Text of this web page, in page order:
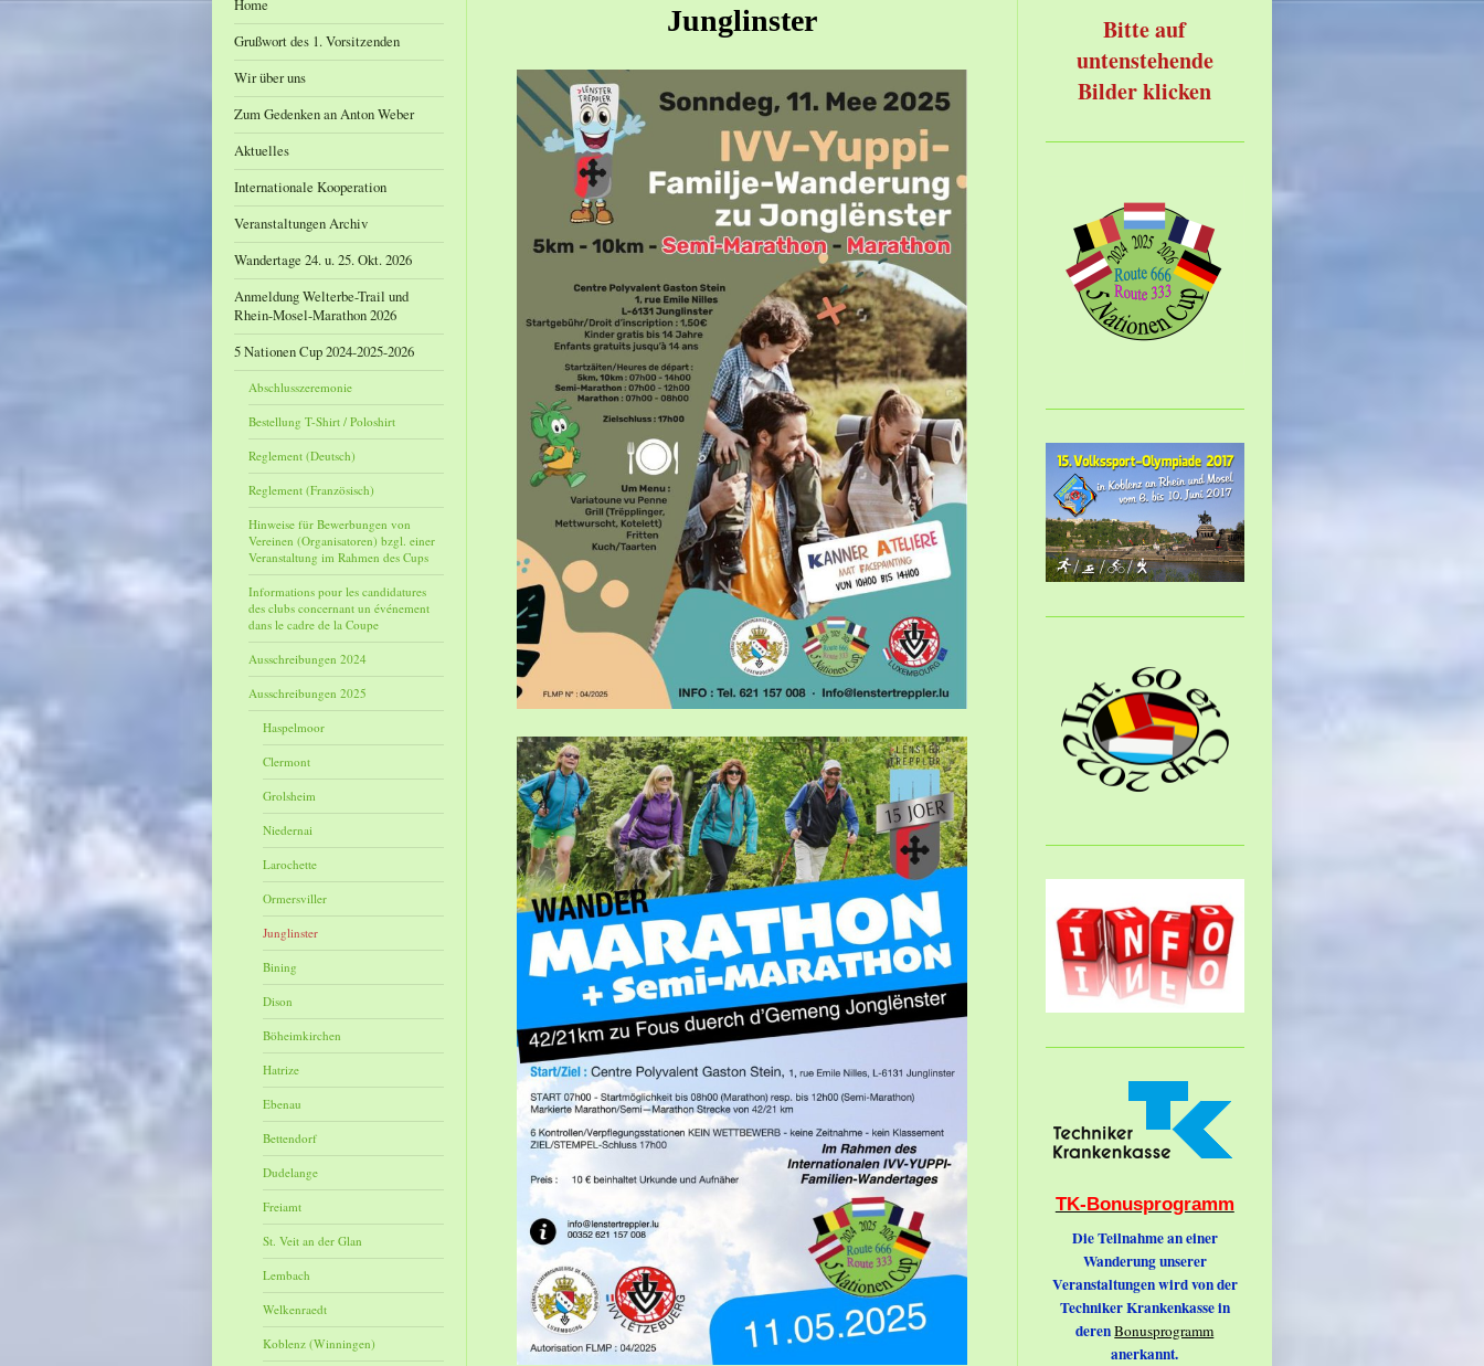
Home
Grußwort des 1. Vorsitzenden
Wir über uns
Zum Gedenken an Anton Weber
Aktuelles
Internationale Kooperation
Veranstaltungen Archiv
Wandertage 24. u. 25. Okt. 2026
Anmeldung Welterbe-Trail und
Rhein-Mosel-Marathon 2026
5 Nationen Cup 2024-2025-2026
Abschlusszeremonie
Bestellung T-Shirt / Poloshirt
Reglement (Deutsch)
Reglement (Französisch)
Hinweise für Bewerbungen von
Vereinen (Organisatoren) bzgl. einer
Veranstaltung im Rahmen des Cups
Informations pour les candidatures
des clubs concernant un événement
dans le cadre de la Coupe
Ausschreibungen 2024
Ausschreibungen 2025
Haspelmoor
Clermont
Grolsheim
Niedernai
Larochette
Ormersviller
Junglinster
Bining
Dison
Böheimkirchen
Hatrize
Ebenau
Bettendorf
Dudelange
Freiamt
St. Veit an der Glan
Lembach
Welkenraedt
Koblenz (Winningen)
Junglinster
Bitte auf
untenstehende
Bilder klicken
TK-Bonusprogramm
Die Teilnahme an einer
Wanderung unserer
Veranstaltungen wird von der
Techniker Krankenkasse in
derenBonusprogramm
anerkannt.